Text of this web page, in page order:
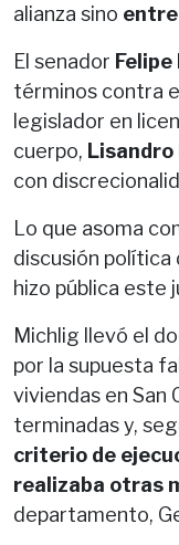
alianza sino
El senador
términos contra
legislador en
cuerpo, Lisandro
con
Lo que asoma
discusión política
hizo pública este
Michlig llevó el
por la supuesta
viviendas en San
terminadas y,
criterio de
realizaba otras
departamento,